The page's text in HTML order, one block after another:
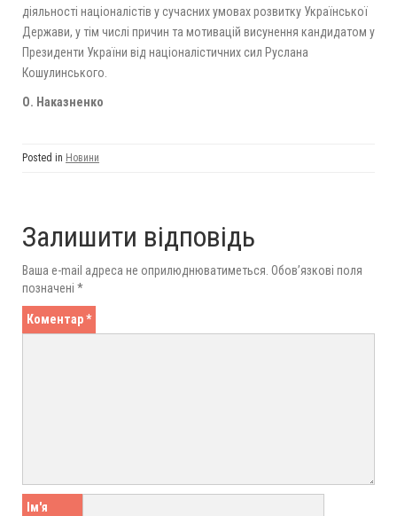
діяльності націоналістів у сучасних умовах розвитку Української
Держави, у тім числі причин та мотивацій висунення кандидатом у
Президенти України від націоналістичних сил Руслана
Кошулинського.
О. Наказненко
Posted in Новини
Залишити відповідь
Ваша e-mail адреса не оприлюднюватиметься. Обов’язкові поля
позначені *
Коментар*
Ім'я